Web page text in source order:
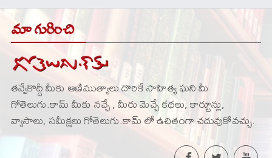
మా గురించి
తవ్వేకొద్దీ మీకు ఆణిముత్యాలు దొరికే సాహిత్య ఘని మీ
గోతెలుగు.కామ్ మీకు నచ్చే , మీరు మెచ్చే కథలు, కార్టూన్లు,
వ్యాసాలు, సమీక్షలు గోతెలుగు.కామ్ లో ఉచితంగా చదువుకోవచ్చు.